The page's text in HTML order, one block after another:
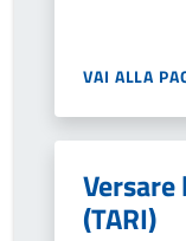
VAI ALLA
(TARI)